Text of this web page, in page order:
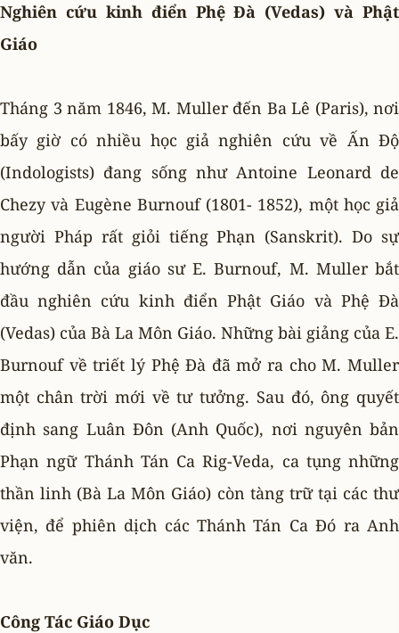
Nghiên cứu kinh điển Phệ Ðà (Vedas) và Phật
Giáo
Tháng 3 năm 1846, M. Muller đến Ba Lê (Paris), nơi
bấy giờ có nhiều học giả nghiên cứu về Ấn Ðộ
(Indologists) đang sống như Antoine Leonard de
Chezy và Eugène Burnouf (1801- 1852), một học giả
người Pháp rất giỏi tiếng Phạn (Sanskrit). Do sự
hướng dẫn của giáo sư E. Burnouf, M. Muller bắt
đầu nghiên cứu kinh điển Phật Giáo và Phệ Ðà
(Vedas) của Bà La Môn Giáo. Những bài giảng của E.
Burnouf về triết lý Phệ Ðà đã mở ra cho M. Muller
một chân trời mới về tư tưởng. Sau đó, ông quyết
định sang Luân Ðôn (Anh Quốc), nơi nguyên bản
Phạn ngữ Thánh Tán Ca Rig-Veda, ca tụng những
thần linh (Bà La Môn Giáo) còn tàng trữ tại các thư
viện, để phiên dịch các Thánh Tán Ca Ðó ra Anh
văn.
Công Tác Giáo Dục